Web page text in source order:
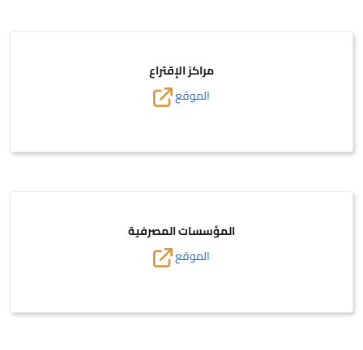
مراكز الإقتراع
الموقع
المؤسسات المصرفية
الموقع